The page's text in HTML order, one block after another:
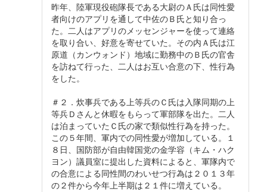
昨年、陸軍現役砲隊長である大尉のＡ氏は同性愛
者向けのアプリを通して中佐のＢ氏と知り合っ
た。二人はアプリのメッセンジャーを使って連絡
を取り合い、好意を寄せていた。その内Ａ氏は江
原道（カンウォンド）地域に勤務中のＢ氏の官舎
を訪ねて行った、二人はお互い合意の下、性行為
をした。
＃２．炊事兵である上等兵のＣ氏は入隊同期の上
等兵Ｄさんと休暇をもらって軍部隊を出た。二人
は泊まっていたＣ氏の家で類似性行為を持った。
この５年間、軍内での同性愛が増加している。１
８日、国防部が自由韓国党の金学容（キム・ハク
ヨン）議員室に提出した資料によると、軍隊内で
の合意による同性間のわいせつ行為は２０１３年
の２件から今年上半期は２１件に増えている。